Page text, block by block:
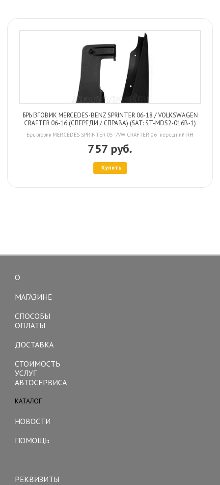
БРЫЗГОВИК MERCEDES-BENZ SPRINTER 06-18 / VOLKSWAGEN
CRAFTER 06-16 (СПЕРЕДИ / СПРАВА) (SAT: ST-MDS2-016B-1)
Брызговик MERCEDES SPRINTER 05- /VW CRAFTER 06- передний RH
757 руб.
Купить
О
МАГАЗИНЕ
СПОСОБЫ
ОПЛАТЫ
ДОСТАВКА
СТОИМОСТЬ
УСЛУГ
АВТОСЕРВИСА
КАТАЛОГ
НОВОСТИ
ПОМОЩЬ
РЕКВИЗИТЫ